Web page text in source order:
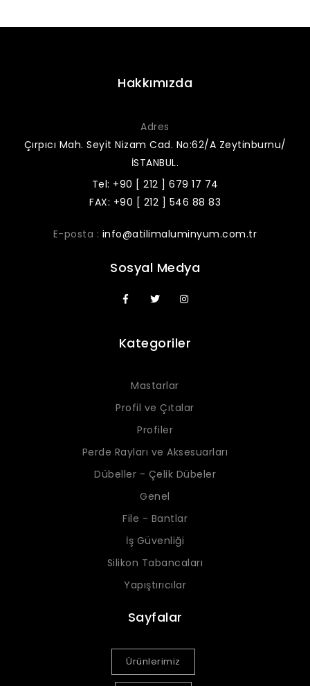
Hakkımızda
Adres
Çırpıcı Mah. Seyit Nizam Cad. No:62/A Zeytinburnu/
İSTANBUL.
Tel: +90 [ 212 ] 679 17 74
FAX: +90 [ 212 ] 546 88 83
E-posta : info@atilimaluminyum.com.tr
Sosyal Medya
Kategoriler
Mastarlar
Profil ve Çıtalar
Profiler
Perde Rayları ve Aksesuarları
Dübeller - Çelik Dübeler
Genel
File - Bantlar
İş Güvenliği
Silikon Tabancaları
Yapıştırıcılar
Sayfalar
Ürünlerimiz